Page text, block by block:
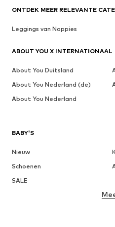
BABY'S
Nieuw
Schoenen
SALE
ONTDEK MEER RELEVANTE
Leggings van Noppies
ABOUT YOU X INTERNATIONAAL
About You Duitsland
About You Nederland (de)
About You Nederland